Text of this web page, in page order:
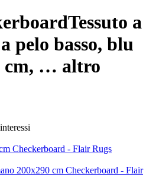
Tessuto a
pelo basso, blu
cm, … altro
Checkerboard - Flair Rugs
200x290 cm Checkerboard - Flair